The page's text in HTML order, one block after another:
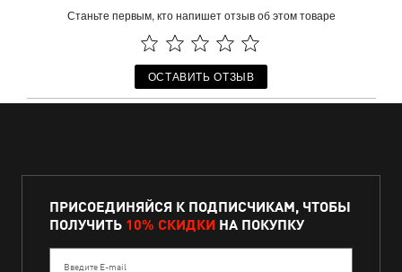
Станьте первым, кто напишет отзыв об этом товаре
ОСТАВИТЬ ОТЗЫВ
ПРИСОЕДИНЯЙСЯ К ПОДПИСЧИКАМ, ЧТОБЫ
ПОЛУЧИТЬ 10% СКИДКИ НА ПОКУПКУ
Введите E-mail